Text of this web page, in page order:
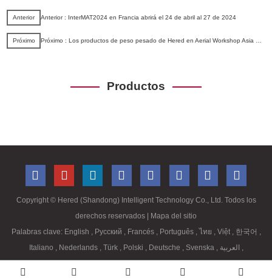
Anterior Anterior : InterMAT2024 en Francia abrirá el 24 de abril al 27 de 2024
Próximo Próximo : Los productos de peso pesado de Hered en Aerial Workshop Asia 2021
Productos
Copyright © Hered (Shandong) Intelligent Technology Co., Ltd. Todos los
derechos reservados | Mapa del sitio
Palabras clave: English Русский Francés Português ,ไทย Việt 한국어
Italiano
Nederlands Türk Polski Deutsche Svenska